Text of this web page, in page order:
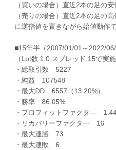
（買いの場合）直近2本の足の
（売りの場合）直近2本の足の
に逆指値を置きながら始値動作
■15年半（2007/01/01～2022/
（Lot数:1.0 スプレッド:15で実施
・総取引数 5227
・純益 107548
・最大DD 6557（13.20%）
・勝率 86.05%
・プロフィットファクタ―
・リカバリーファクタ― 16
・最大連勝 73
・最大連敗 6